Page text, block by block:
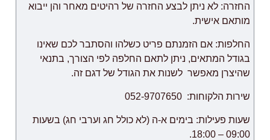
החזרה: לא ניתן לבצע החזרה של רהיטים מאחר והן ייבוא
מותאם אישית.
החלפות: אם הזמנתם פריט כשלהו והסתבר לכם שאינו
בגודל המתאים, ניתן לתאם החלפה לפי הצורך, בתנאי
שהיצרן מאפשר לשנות את הגודל של דגם זה.
שירות הלקוחות: 052-9707650
שעות פעילות: בימים א-ה (לא כולל חג וערבי חג) בשעות
09:00 – 18:00.